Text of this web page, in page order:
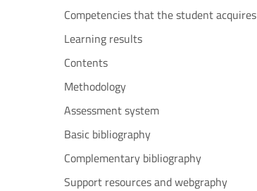
Competencies that the student acquires
Learning results
Contents
Methodology
Assessment system
Basic bibliography
Complementary bibliography
Support resources and webgraphy